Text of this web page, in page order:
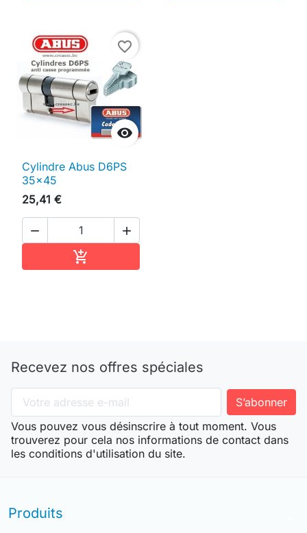

favorite_border
Cylindre Abus D6PS
35x45
25,41 €
 

Recevez nos offres spéciales
Vous pouvez vous désinscrire à tout moment. Vous
trouverez pour cela nos informations de contact dans
les conditions d'utilisation du site.
Produits